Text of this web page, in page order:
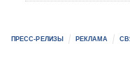
ПРЕСС-РЕЛИЗЫ РЕКЛАМА